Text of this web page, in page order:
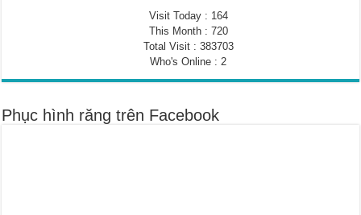
Visit Today : 164
This Month : 720
Total Visit : 383703
Who's Online : 2
Phục hình răng trên Facebook